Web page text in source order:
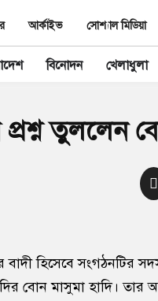
আর্কাইভ সোশ্যাল মিডিয়া
বিনোদন খেলাধুলা
প্রশ্ন তুললেন
হিসেবে সংগঠনটির
বোন মাসুমা হাদি। তার